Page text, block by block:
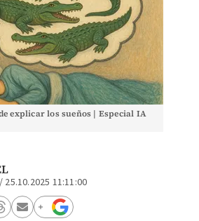
explicar los sueños | Especial IA
/ 25.10.2025 11:11:00